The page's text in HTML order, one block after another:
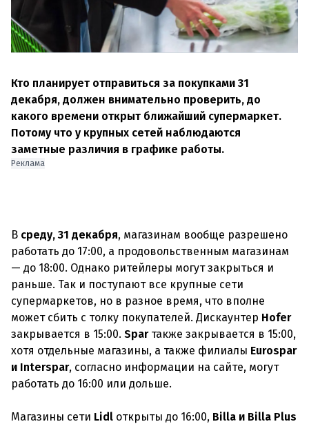
Кто планирует отправиться за покупками 31
декабря, должен внимательно проверить, до
какого времени открыт ближайший супермаркет.
Потому что у крупных сетей наблюдаются
заметные различия в графике работы.
Реклама
В среду, 31 декабря, магазинам вообще разрешено
работать до 17:00, а продовольственным магазинам
— до 18:00. Однако ритейлеры могут закрыться и
раньше. Так и поступают все крупные сети
супермаркетов, но в разное время, что вполне
может сбить с толку покупателей. Дискаунтер Hofer
закрывается в 15:00. Sparтакже закрывается в 15:00,
хотя отдельные магазины, а также филиалы Eurospar
и Interspar, согласно информации на сайте, могут
работать до 16:00 или дольше.
Магазины сети Lidl открыты до 16:00, Billa и Billa Plus